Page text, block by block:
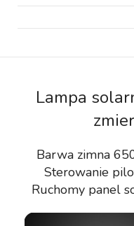
Lampa
Barwa zimna
Sterowanie
Ruchomy panel